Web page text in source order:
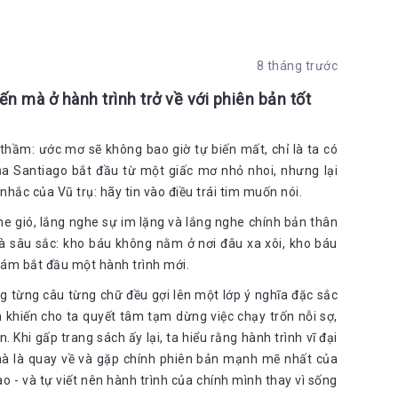
chàng nhận thấy rằng có thể có một cách khác: là chàng
muốn được tận mắt trông thấy những nơi xa lạ mà cậu
thích về những điều họ gặp trong cuộc sống. Họ tin chắc
tìm hiểu trước những sự vật, hiện tượng trong cuộc sống
là một câu hỏi ngớ ngẩn. Nhưng vì chính câu hỏi này lại
thuyết phục chúng ta hơn bao giờ hết. Bởi phải mang
cảm để chọn cho mình một chuyến hành trình mông lung
mà ngay cả chính bản thân cậu cũng chưa bao giờ biết
cừu tầm thường nhỉ?” Cậu thắc mắc hỏi, có hơi xấu hổ về
trong sự đeo đuổi vận mệnh của mình.”
bằng vàng kia một viên đá trắng và một viên đên. “Hai viên
viên trắng nghĩa là không. Nếu cậu không tự mình nhận ra
Phải luôn đặt câu hỏi khách quan. Song tốt nhất là cậu tự
rồi. Nhưng nhờ có ta cậu mới quyết định, nên cậu phải trả
8 tháng trước
mà ở hành trình trở về với phiên bản tốt
ước mơ sẽ không bao giờ tự biến mất, chỉ là ta có
Santiago bắt đầu từ một giấc mơ nhỏ nhoi, nhưng lại
của Vũ trụ: hãy tin vào điều trái tim muốn nói.
gió, lắng nghe sự im lặng và lắng nghe chính bản thân
sắc: kho báu không nằm ở nơi đâu xa xôi, kho báu
bắt đầu một hành trình mới.
từng câu từng chữ đều gợi lên một lớp ý nghĩa đặc sắc
cho ta quyết tâm tạm dừng việc chạy trốn nỗi sợ,
Khi gấp trang sách ấy lại, ta hiểu rằng hành trình vĩ đại
là quay về và gặp chính phiên bản mạnh mẽ nhất của
- và tự viết nên hành trình của chính mình thay vì sống